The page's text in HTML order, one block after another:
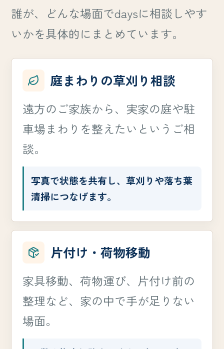
誰が、どんな場面でdaysに相談しやす
いかを具体的にまとめています。
庭まわりの草刈り相談
遠方のご家族から、実家の庭や駐
車場まわりを整えたいというご相
談。
写真で状態を共有し、草刈りや落ち葉
清掃につなげます。
片付け・荷物移動
家具移動、荷物運び、片付け前の
整理など、家の中で手が足りない
場面。